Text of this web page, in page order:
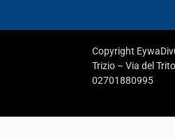
Copyright
Trizio – Via del
02701880995